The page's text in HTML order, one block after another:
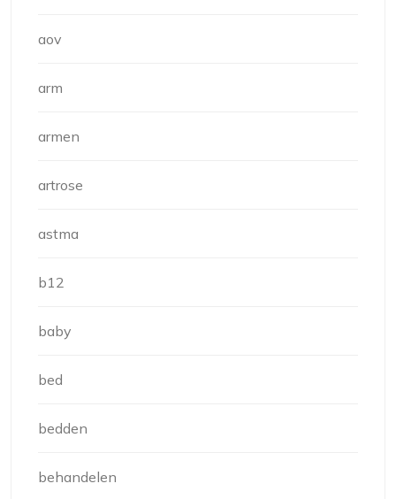
aov
arm
armen
artrose
astma
b12
baby
bed
bedden
behandelen